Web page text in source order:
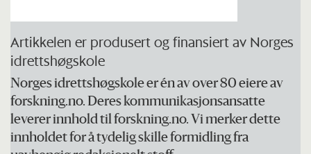
Artikkelen er produsert og finansiert av Norges
idrettshøgskole
Norges idrettshøgskole er én av over 80 eiere av
forskning.no. Deres kommunikasjonsansatte
leverer innhold til forskning.no. Vi merker dette
innholdet for å tydelig skille formidling fra